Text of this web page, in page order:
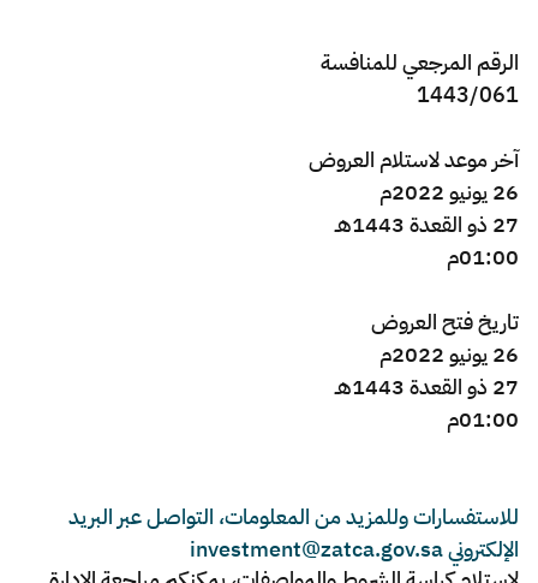
الرقم المرجعي للمنافسة
1443/061
​آخر موعد لاستلام العروض
26 يونيو 2022م
27 ذو القعدة
1443هـ
01:00م
تاريخ فتح العروض
26 يونيو 2022م
27 ذو القعدة
1443هـ
01:00م
للاستفسارات وللمزيد من المعلومات، التواصل عبر البريد
الإلكتروني investment@zatca.gov.sa